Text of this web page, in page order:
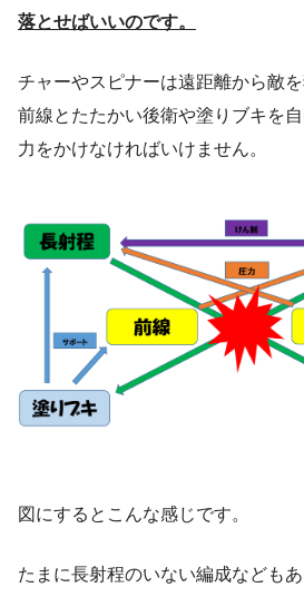
落とせばいいのです。
チャーやスピナーは遠距離から敵
前線とたたかい後衛や塗りブキを
力をかけなければいけません。
図にするとこんな感じです。
たまに長射程のいない編成なども